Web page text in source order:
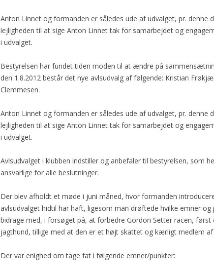
DGSK’S OG
MÆRKEDAGE
KONTOINFORMATIONER OG
REFERATER FRA
GENERALFORSAMLINGER
BESTYRELSESMØDER
Anton Linnet og formanden er således ude af udvalget, pr. denne
lejligheden til at sige Anton Linnet tak for samarbejdet og
i udvalget.
Bestyrelsen har fundet tiden moden til at ændre på
den 1.8.2012 består det nye avlsudvalg af følgende: Kristian
Clemmesen.
Anton Linnet og formanden er således ude af udvalget, pr. denne
lejligheden til at sige Anton Linnet tak for samarbejdet og
i udvalget.
Avlsudvalget i klubben indstiller og anbefaler til bestyrelsen, som
ansvarlige for alle beslutninger.
Der blev afholdt et møde i juni måned, hvor formanden
avlsudvalget hidtil har haft, ligesom man drøftede hvilke emner og
bidrage med, i forsøget på, at forbedre Gordon Setter racen,
jagthund, tillige med at den er et højt skattet og kærligt medlem af
Der var enighed om tage fat i følgende emner/punkter: